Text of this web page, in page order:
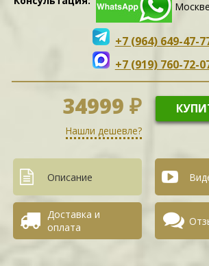
+7 (964) 649-47-
+7 (919) 760-72-
34999 ₽
Нашли дешевле?
Описание
Доставка и
оплата